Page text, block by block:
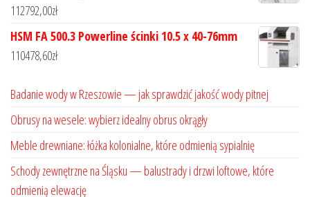
112792,00zł
HSM FA 500.3 Powerline ścinki 10.5 x 40-76mm
110478,60zł
Badanie wody w Rzeszowie — jak sprawdzić jakość wody pitnej
Obrusy na wesele: wybierz idealny obrus okrągły
Meble drewniane: łóżka kolonialne, które odmienią sypialnię
Schody zewnętrzne na Śląsku — balustrady i drzwi loftowe, które
odmienią elewację